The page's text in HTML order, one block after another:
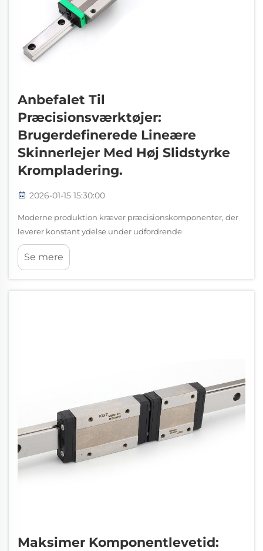
Anbefalet Til
Præcisionsværktøjer:
Brugerdefinerede Lineære
Skinnerlejer Med Høj Slidstyrke
Krompladering.
2026-01-15 15:30:00
Moderne produktion kræver præcisionskomponenter, der
leverer konstant ydelse under udfordrende
driftsbetingelser. Lineære skinnerlejer repræsenterer et
vigtigt fremskridt i bevægelsesstyringsteknologi og giver
Se mere
Maksimer Komponentlevetid: